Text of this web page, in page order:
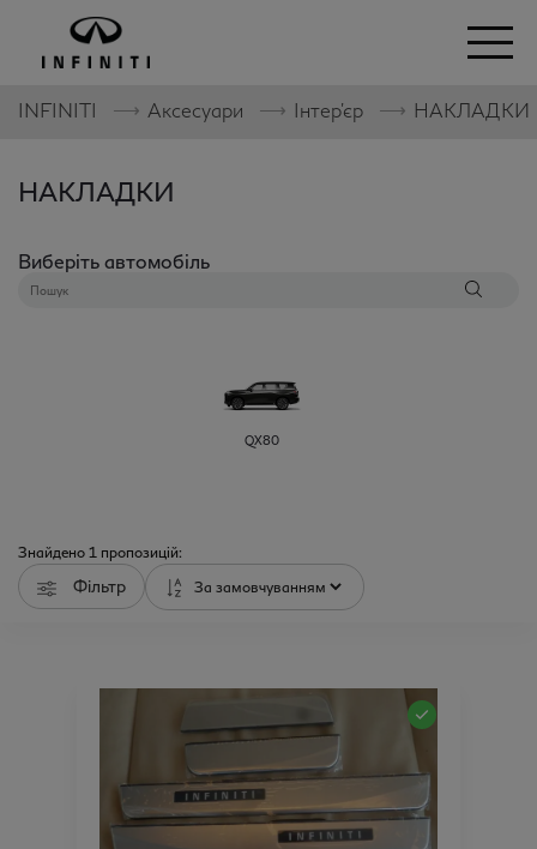
INFINITI ⟶ Аксесуари ⟶ Інтер'єр ⟶ НАКЛАДКИ
НАКЛАДКИ
Виберіть автомобіль
QX80
Знайдено 1 пропозицій:
Фільтр